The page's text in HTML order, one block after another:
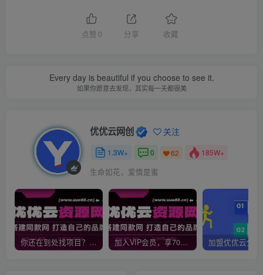
点赞 0 分享 收藏
Every day is beautiful if you choose to see it.
如果你愿意去发现，其实每一天都很美
优优云网创 关注
1.3W+ 0 62 185W+
生命如花，爱情是蜜
你还在到处找项目？还在当韭菜？我靠网创资源站一个月收入5万+，曾经我也是个失败者。 加入VIP会员，享70%的推广提成，免费学习多种网上创业课程，菜鸟秒变大神！